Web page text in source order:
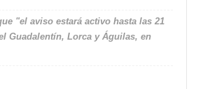
"el aviso estará activo hasta las 21
Guadalentín, Lorca y Águilas, en